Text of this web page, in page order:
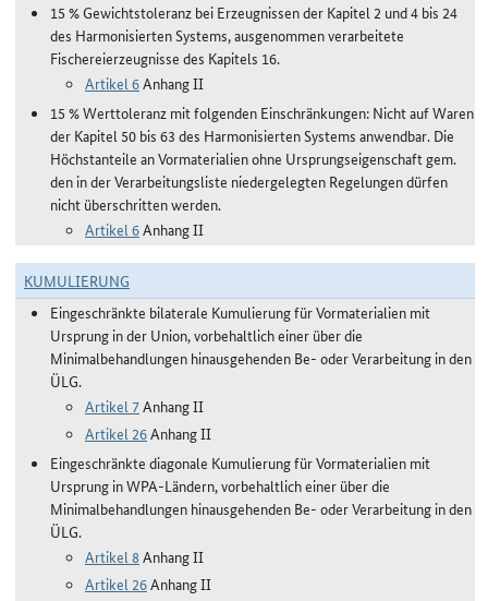
15 % Gewichtstoleranz bei Erzeugnissen der Kapitel 2 und 4 bis 24
des Harmonisierten Systems, ausgenommen verarbeitete
Fischereierzeugnisse des Kapitels 16.
Artikel 6Anhang II
15 % Werttoleranz mit folgenden Einschränkungen: Nicht auf Waren
der Kapitel 50 bis 63 des Harmonisierten Systems anwendbar. Die
Höchstanteile an Vormaterialien ohne Ursprungseigenschaft gem.
den in der Verarbeitungsliste niedergelegten Regelungen dürfen
nicht überschritten werden.
Artikel 6Anhang II
KUMULIERUNG
Eingeschränkte bilaterale Kumulierung für Vormaterialien mit
Ursprung in der Union, vorbehaltlich einer über die
Minimalbehandlungen hinausgehenden Be- oder Verarbeitung in den
ÜLG.
Artikel 7Anhang II
Artikel 26Anhang II
Eingeschränkte diagonale Kumulierung für Vormaterialien mit
Ursprung in WPA-Ländern, vorbehaltlich einer über die
Minimalbehandlungen hinausgehenden Be- oder Verarbeitung in den
ÜLG.
Artikel 8Anhang II
Artikel 26Anhang II